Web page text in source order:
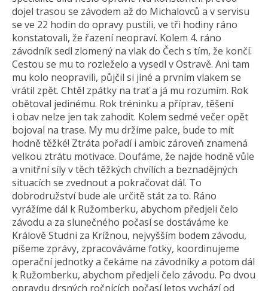
dojel trasou se závodem až do Michalovců a v servisu
se ve 22 hodin do opravy pustili, ve tři hodiny ráno
konstatovali, že řazení neopraví. Kolem 4. ráno
závodník sedl zlomený na vlak do Čech s tím, že končí.
Cestou se mu to rozleželo a vysedl v Ostravě. Ani tam
mu kolo neopravili, půjčil si jiné a prvním vlakem se
vrátil zpět. Chtěl zpátky na trať a já mu rozumím. Rok
obětoval jedinému. Rok tréninku a příprav, těšení
i obav nelze jen tak zahodit. Kolem sedmé večer opět
bojoval na trase. My mu držíme palce, bude to mít
hodně těžké! Ztráta pořadí i ambic zároveň znamená
velkou ztrátu motivace. Doufáme, že najde hodně vůle
a vnitřní síly v těch těžkých chvílích a beznadějných
situacích se zvednout a pokračovat dál. To
dobrodružství bude ale určitě stát za to. Ráno
vyrážíme dál k Ružomberku, abychom předjeli čelo
závodu a za slunečného počasí se dostáváme ke
Králově Studni za Krížnou, nejvyšším bodem závodu,
píšeme zprávy, zpracováváme fotky, koordinujeme
operační jednotky a čekáme na závodníky a potom dál
k Ružomberku, abychom předjeli čelo závodu. Po dvou
opravdu drsných ročnících počasí letos vychází od